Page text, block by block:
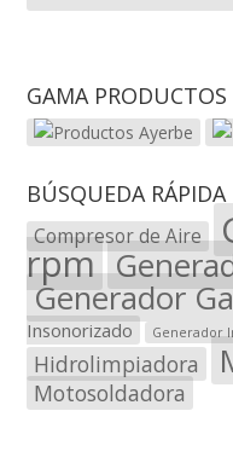
GAMA PRODUCTOS
BÚSQUEDA RÁPIDA
Compresor de Aire
rpm
Generador
Insonorizado
Generador
Hidrolimpiadora
Motosoldadora